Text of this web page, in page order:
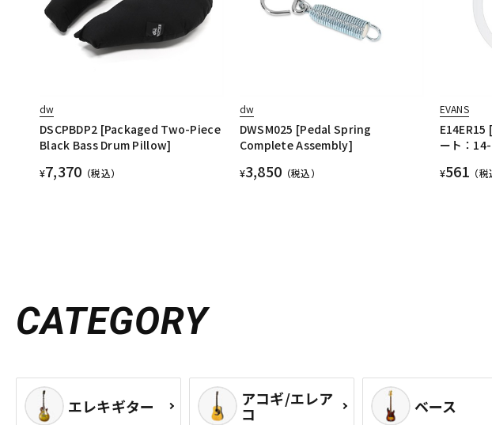
dw
DSCPBDP2 [Packaged Two-Piece
Black Bass Drum Pillow]
¥7,370 （税込）
dw
DWSM025 [Pedal Spring
Complete Assembly]
¥3,850 （税込）
EVANS
E14ER15
ート：14-
¥561 （税
CATEGORY
エレキギター アコギ/エレア
コ ベース